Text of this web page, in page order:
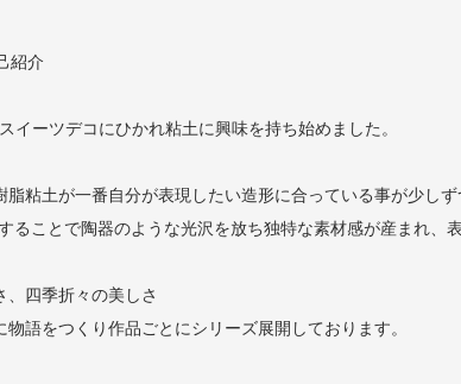
紹介
イーツデコにひかれ粘土に興味を持ち始めました。
粘土が一番自分が表現したい造形に合っている事が少しず
ることで陶器のような光沢を放ち独特な素材感が産まれ、
、四季折々の美しさ
語をつくり作品ごとにシリーズ展開しております。